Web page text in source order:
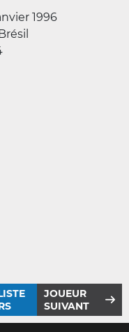
1996
JOUEUR
SUIVANT